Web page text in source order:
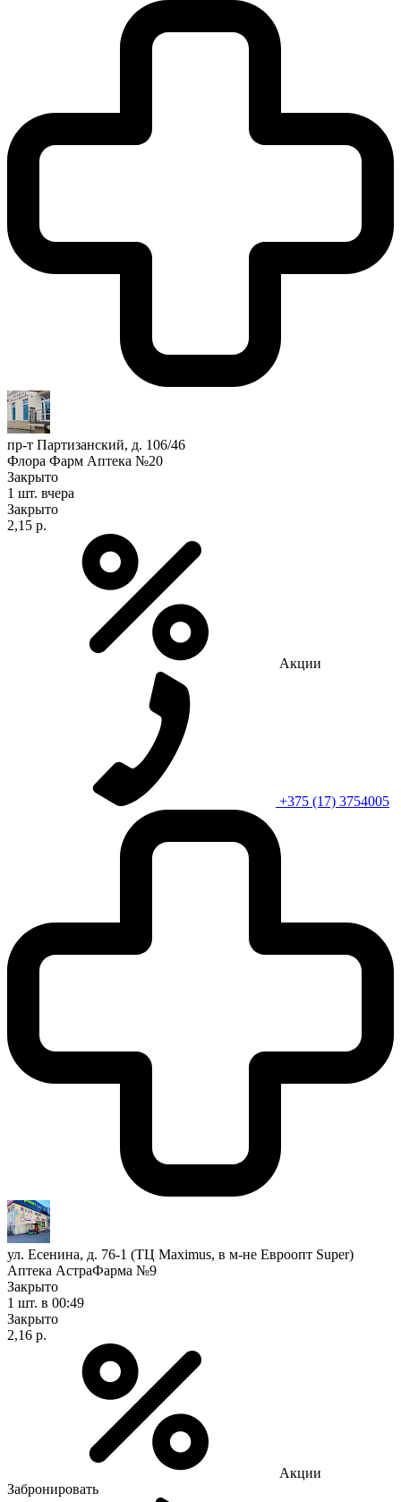
пр-т Партизанский, д. 106/46
Флора Фарм Аптека №20
Закрыто
1 шт. вчера
Закрыто
2,15 р.
Акции
+375 (17) 3754005
ул. Есенина, д. 76-1 (ТЦ Maximus, в м-не Евроопт Super)
Аптека АстраФарма №9
Закрыто
1 шт. в 00:49
Закрыто
2,16 р.
Акции
Забронировать